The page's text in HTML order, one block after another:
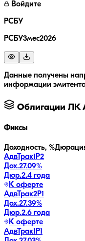
Войдите
РСБУ
РСБУ3мес2026
Данные получены
информации
Облигации ЛК
Фиксы
Доходность, %
АдвТрак1Р2
Дох.27.09%
Дюр.2.4 года
К оферте
АдвТрак2Р1
Дох.27.39%
Дюр.2.6 года
К оферте
АдвТрак1Р1